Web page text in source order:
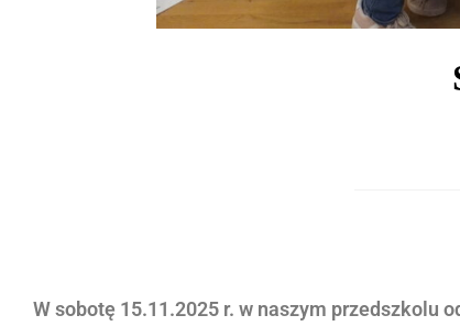
W sobotę 15.11.2025 r. w naszym przedszkolu